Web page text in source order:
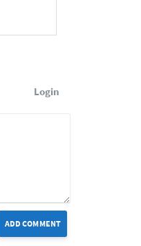
Login
ADD COMMENT